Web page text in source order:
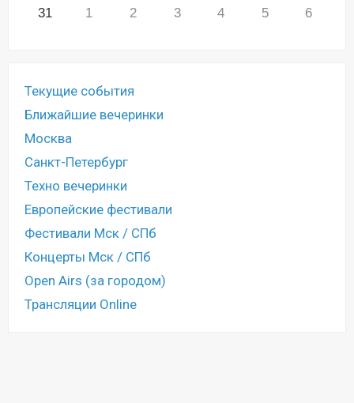
31 1 2 3 4 5 6
Текущие события
Ближайшие вечеринки
Москва
Санкт-Петербург
Техно вечеринки
Европейские фестивали
Фестивали Мск / СПб
Концерты Мск / СПб
Open Airs (за городом)
Трансляции Online